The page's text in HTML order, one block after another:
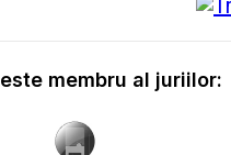
membru al juriilor: